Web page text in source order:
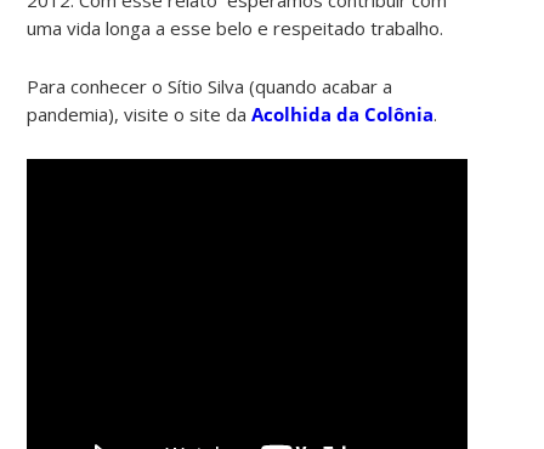
uma vida longa a esse belo e respeitado trabalho.
Para conhecer o Sítio Silva (quando acabar a
pandemia), visite o site daAcolhida da Colônia.